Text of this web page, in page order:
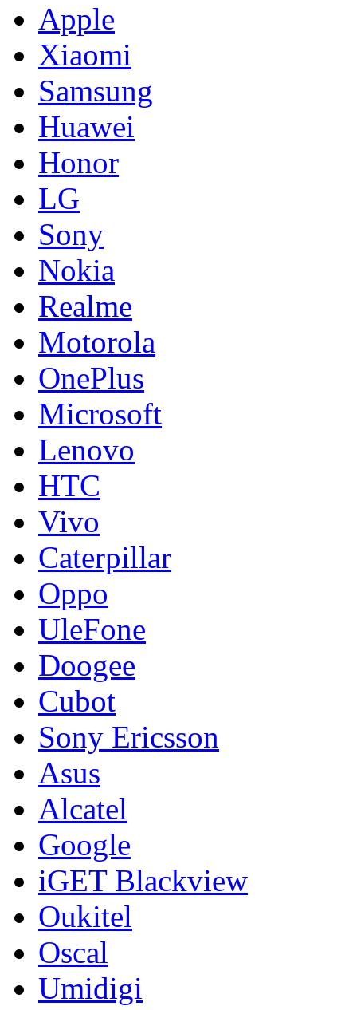
Apple
Xiaomi
Samsung
Huawei
Honor
LG
Sony
Nokia
Realme
Motorola
OnePlus
Microsoft
Lenovo
HTC
Vivo
Caterpillar
Oppo
UleFone
Doogee
Cubot
Sony Ericsson
Asus
Alcatel
Google
iGET Blackview
Oukitel
Oscal
Umidigi